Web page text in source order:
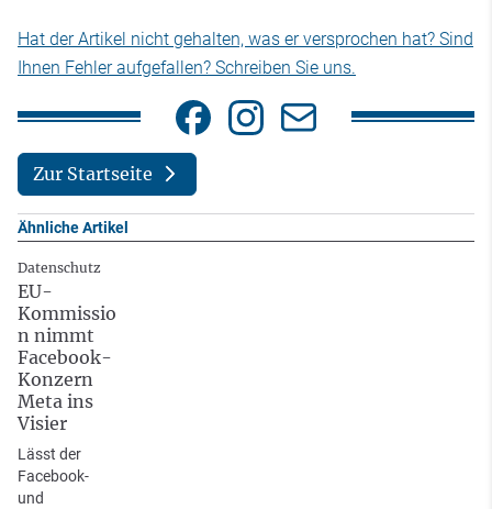
Hat der Artikel nicht gehalten, was er versprochen hat? Sind
Ihnen Fehler aufgefallen? Schreiben Sie uns.
Zur Startseite
Ähnliche Artikel
Datenschutz
EU-
Kommissio
n nimmt
Facebook-
Konzern
Meta ins
Visier
Lässt der
Facebook-
und